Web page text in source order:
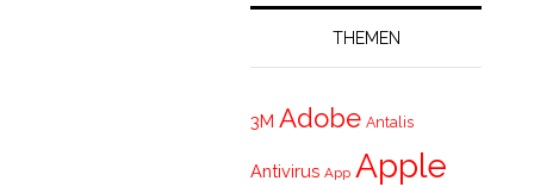
THEMEN
3M Adobe Antalis
Antivirus App Apple